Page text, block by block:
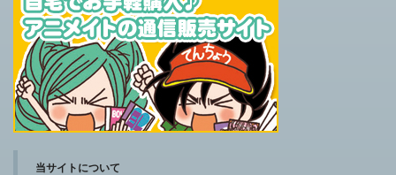
当サイトについて